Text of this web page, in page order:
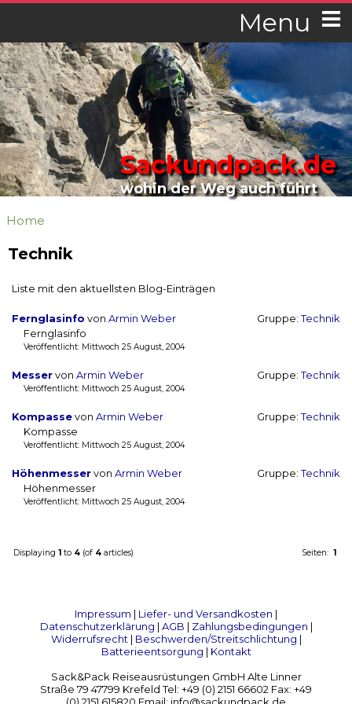
Menu
Sackundpack.de
wohin der Weg auch führt
Home
Technik
Liste mit den aktuellsten Blog-Einträgen
Fernglasinfo von Armin Weber Gruppe:Technik
Fernglasinfo
Veröffentlicht: Mittwoch 25 August, 2004
Messer von Armin Weber Gruppe:Technik
Veröffentlicht: Mittwoch 25 August, 2004
Kompasse von Armin Weber Gruppe:Technik
Kompasse
Veröffentlicht: Mittwoch 25 August, 2004
Höhenmesser von Armin Weber Gruppe:Technik
Höhenmesser
Veröffentlicht: Mittwoch 25 August, 2004
Displaying 1 to 4 (of 4 articles) Seiten: 1
Impressum | Liefer- und Versandkosten |
Datenschutzerklärung | AGB | Zahlungsbedingungen |
Widerrufsrecht| Beschwerden/Streitschlichtung |
Batterieentsorgung | Kontakt
Sack&Pack Reiseausrüstungen GmbH Alte Linner
Straße 79 47799 Krefeld Tel: +49 (0) 2151 66602 Fax: +49